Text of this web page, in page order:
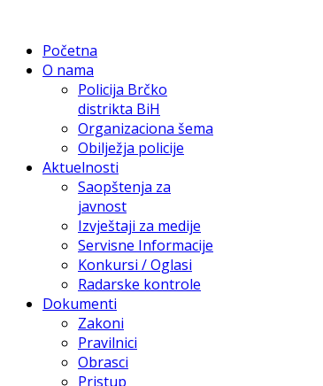
Početna
O nama
Policija Brčko
distrikta BiH
Organizaciona šema
Obilježja policije
Aktuelnosti
Saopštenja za
javnost
Izvještaji za medije
Servisne Informacije
Konkursi / Oglasi
Radarske kontrole
Dokumenti
Zakoni
Pravilnici
Obrasci
Pristup